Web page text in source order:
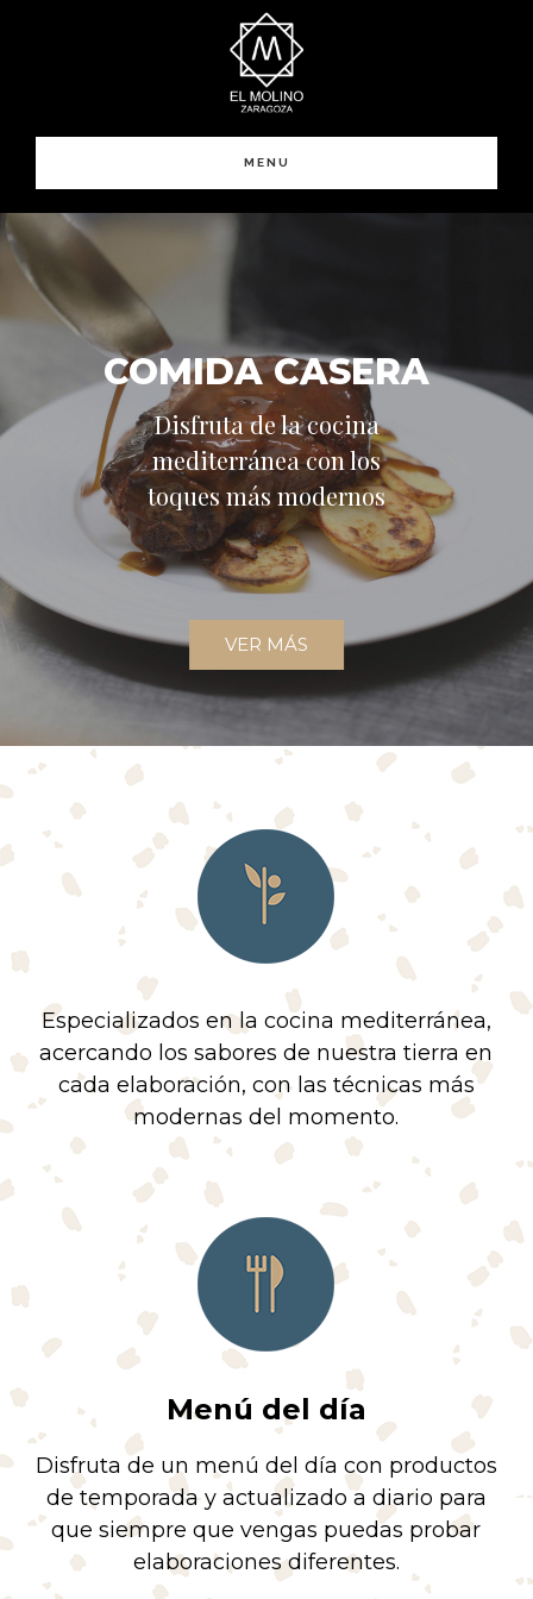
página
MENU
COMIDA CASERA
Disfruta de la cocina
mediterránea con los
toques más modernos
VER MÁS
Especializados en la cocina mediterránea,
acercando los sabores de nuestra tierra en
cada elaboración, con las técnicas más
modernas del momento.
Menú del día
Disfruta de un menú del día con productos
de temporada y actualizado a diario para
que siempre que vengas puedas probar
elaboraciones diferentes.